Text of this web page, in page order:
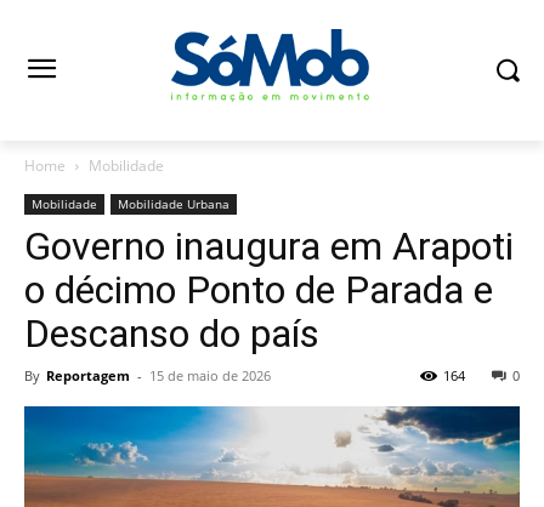
Home Mobilidade
Mobilidade Mobilidade Urbana
Governo inaugura em Arapoti
o décimo Ponto de Parada e
Descanso do país
By Reportagem - 15 de maio de 2026 0
164